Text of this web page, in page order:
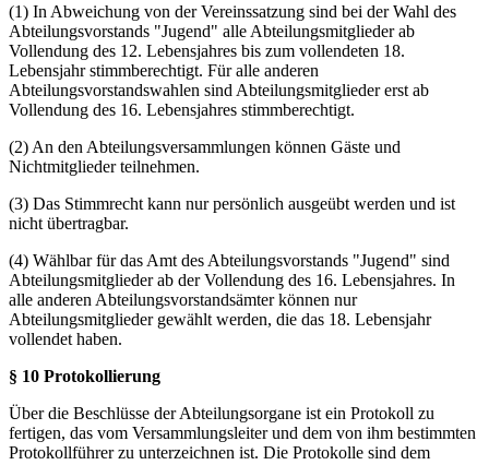
(1) In Abweichung von der Vereinssatzung sind bei der Wahl des
Abteilungsvorstands "Jugend" alle Abteilungsmitglieder ab
Vollendung des 12. Lebensjahres bis zum vollendeten 18.
Lebensjahr stimmberechtigt. Für alle anderen
Abteilungsvorstandswahlen sind Abteilungsmitglieder erst ab
Vollendung des 16. Lebensjahres stimmberechtigt.
(2) An den Abteilungsversammlungen können Gäste und
Nichtmitglieder teilnehmen.
(3) Das Stimmrecht kann nur persönlich ausgeübt werden und ist
nicht übertragbar.
(4) Wählbar für das Amt des Abteilungsvorstands "Jugend" sind
Abteilungsmitglieder ab der Vollendung des 16. Lebensjahres. In
alle anderen Abteilungsvorstandsämter können nur
Abteilungsmitglieder gewählt werden, die das 18. Lebensjahr
vollendet haben.
§ 10 Protokollierung
Über die Beschlüsse der Abteilungsorgane ist ein Protokoll zu
fertigen, das vom Versammlungsleiter und dem von ihm bestimmten
Protokollführer zu unterzeichnen ist. Die Protokolle sind dem